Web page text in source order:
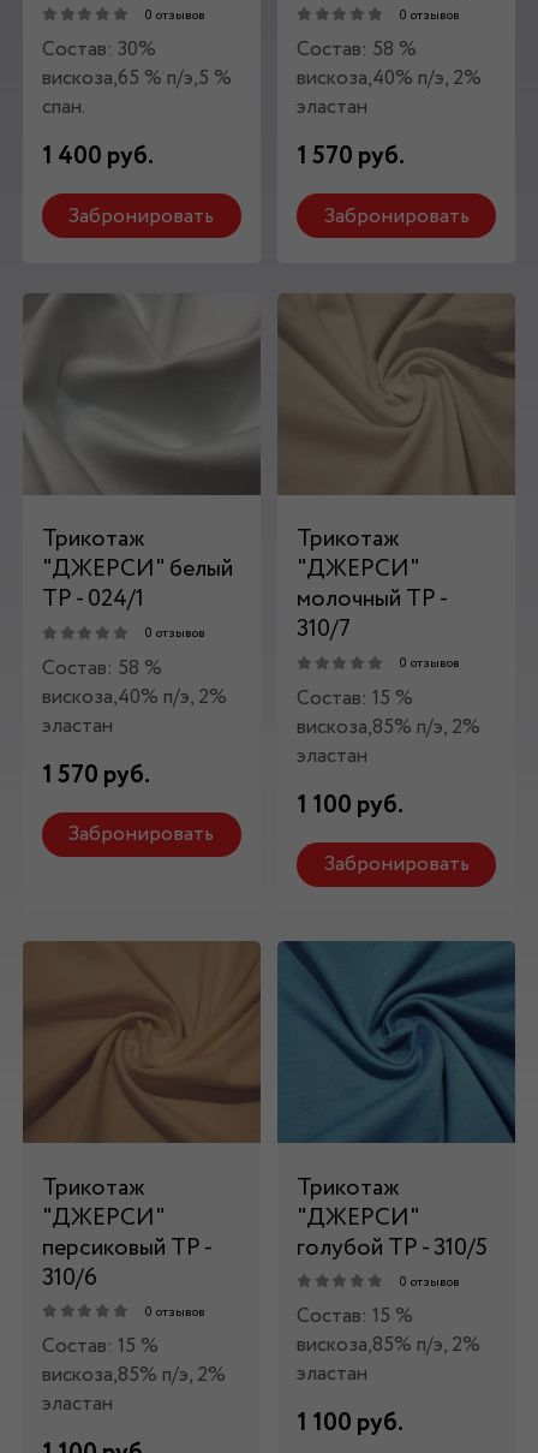
0 отзывов
Состав: 30%
вискоза,65 % п/э,5 %
спан.
1 400 руб.
Забронировать
0 отзывов
Состав: 58 %
вискоза,40% п/э, 2%
эластан
1 570 руб.
Забронировать
Трикотаж
"ДЖЕРСИ" белый
ТР - 024/1
0 отзывов
Состав: 58 %
вискоза,40% п/э, 2%
эластан
1 570 руб.
Забронировать
Трикотаж
"ДЖЕРСИ"
молочный ТР -
310/7
0 отзывов
Состав: 15 %
вискоза,85% п/э, 2%
эластан
1 100 руб.
Забронировать
Трикотаж
"ДЖЕРСИ"
персиковый ТР -
310/6
0 отзывов
Состав: 15 %
вискоза,85% п/э, 2%
эластан
Трикотаж
"ДЖЕРСИ"
голубой ТР - 310/5
0 отзывов
Состав: 15 %
вискоза,85% п/э, 2%
эластан
1 100 руб.